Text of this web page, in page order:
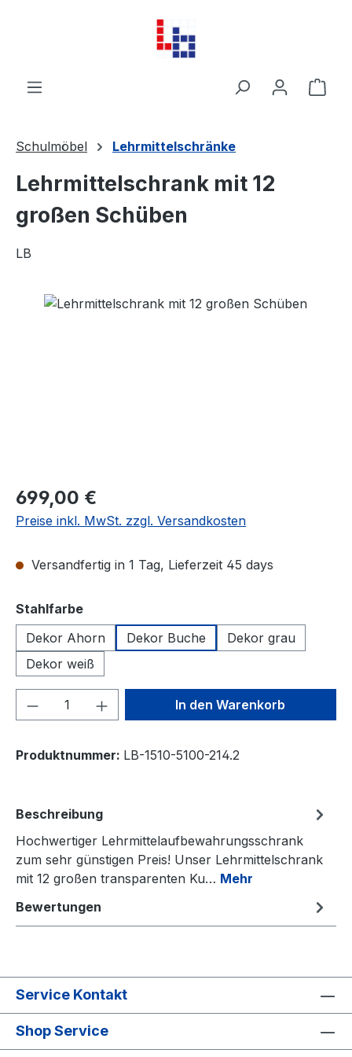
Zum Hauptinhalt springen
Schulmöbel Lehrmittelschränke
Lehrmittelschrank mit 12
großen Schüben
LB
Bildergalerie überspringen
699,00 €
Preise inkl. MwSt. zzgl. Versandkosten
Versandfertig in 1 Tag, Lieferzeit 45 days
Stahlfarbeauswählen
Dekor Ahorn
Dekor Buche
Dekor grau
Dekor weiß
Produkt Anzahl: Gib denIn den Warenkorb
Produktnummer: LB-1510-5100-214.2
Beschreibung
Hochwertiger Lehrmittelaufbewahrungsschrank
zum sehr günstigen Preis! Unser Lehrmittelschrank
mit 12 großen transparenten Ku… Mehr
Bewertungen
Service Kontakt
Shop Service